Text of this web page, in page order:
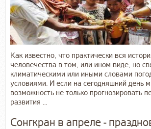
Как известно, что практически вся
человечества в том, или ином виде, но
климатическими или иными словами
условиями. И если на сегодняшний день
возможность не только прогнозировать
развития ...
Сонгкран в апреле -